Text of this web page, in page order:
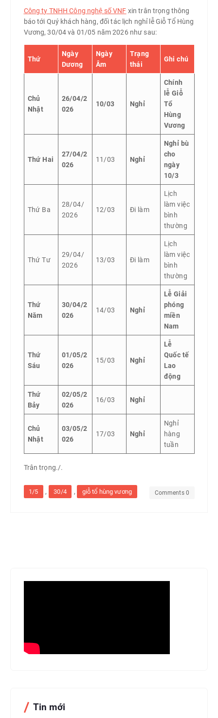
Công ty TNHH Công nghệ số VNF xin trân trọng thông
báo tới Quý khách hàng, đối tác lịch nghỉ lễ Giỗ Tổ Hùng
Vương, 30/04 và 01/05 năm 2026 như sau:
Thứ
Ngày
Dương
Ngày
Âm
Trạng
thái
Ghi chú
Chủ
Nhật
26/04/2
026
10/03 Nghỉ
Chính
lễ Giỗ
Tổ
Hùng
Vương
Thứ Hai
27/04/2
026
11/03 Nghỉ
Nghỉ bù
cho
ngày
10/3
Thứ Ba
28/04/
2026
12/03 Đi làm
Lịch
làm việc
bình
thường
Thứ Tư
29/04/
2026
13/03 Đi làm
Lịch
làm việc
bình
thường
Thứ
Năm
30/04/2
026
14/03 Nghỉ
Lễ Giải
phóng
miền
Nam
Thứ
Sáu
01/05/2
026
15/03 Nghỉ
Lễ
Quốc tế
Lao
động
Thứ
Bảy
02/05/2
026
16/03 Nghỉ
Chủ
Nhật
03/05/2
026
17/03 Nghỉ
Nghỉ
hàng
tuần
Trân trọng./.
1/5 , 30/4 , giỗ tổ hùng vương Comments 0
Tin mới